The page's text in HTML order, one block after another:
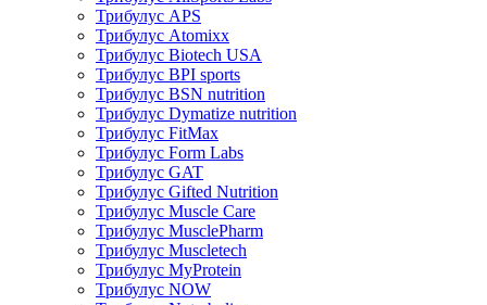
Трибулус APS
Трибулус Atomixx
Трибулус Biotech USA
Трибулус BPI sports
Трибулус BSN nutrition
Трибулус Dymatize nutrition
Трибулус FitMax
Трибулус Form Labs
Трибулус GAT
Трибулус Gifted Nutrition
Трибулус Muscle Care
Трибулус MusclePharm
Трибулус Muscletech
Трибулус MyProtein
Трибулус NOW